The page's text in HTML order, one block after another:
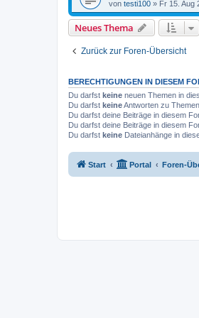
von testi100 » Fr 15. Aug
Neues Thema
Zurück zur Foren-Übersicht
BERECHTIGUNGEN IN DIESEM
Du darfst keine neuen Themen in
Du darfst keineAntworten zu
Du darfst deine Beiträge in diesem
Du darfst deine Beiträge in diesem
Du darfst keine Dateianhänge in
Start Portal Foren-